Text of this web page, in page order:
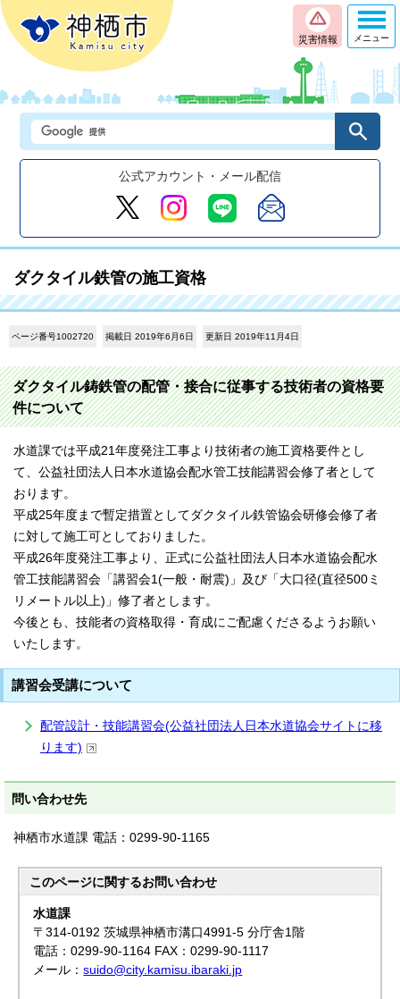
災害情報
公式アカウント・メール配信
メニュー
ダクタイル鉄管の施工資格
ページ番号1002720 掲載日 2019年6月6日 更新日 2019年11月4日
ダクタイル鋳鉄管の配管・接合に従事する技術者の資格要
件について
水道課では平成21年度発注工事より技術者の施工資格要件とし
て、公益社団法人日本水道協会配水管工技能講習会修了者として
おります。
平成25年度まで暫定措置としてダクタイル鉄管協会研修会修了者
に対して施工可としておりました。
平成26年度発注工事より、正式に公益社団法人日本水道協会配水
管工技能講習会「講習会1(一般・耐震)」及び「大口径(直径500ミ
リメートル以上)」修了者とします。
今後とも、技能者の資格取得・育成にご配慮くださるようお願い
いたします。
講習会受講について
配管設計・技能講習会(公益社団法人日本水道協会サイトに移
ります)
問い合わせ先
神栖市水道課 電話：0299-90-1165
このページに関するお問い合わせ
水道課
〒314-0192 茨城県神栖市溝口4991-5 分庁舎1階
電話：0299-90-1164 FAX：0299-90-1117
メール：suido@city.kamisu.ibaraki.jp